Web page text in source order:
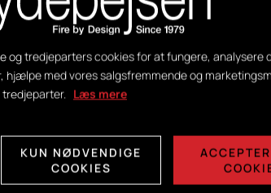
H430 x B318 x D255
og tredjeparters cookies for at fungere, analysere
hjælpe med vores salgsfremmende og
Læs mere
KUN NØDVENDIGE
COOKIES